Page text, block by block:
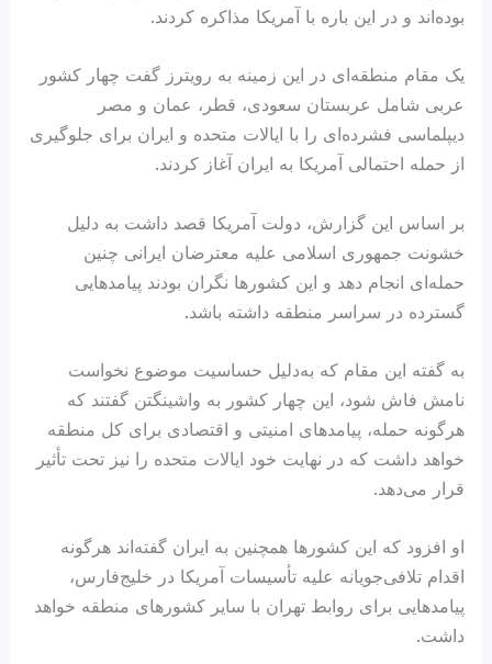
بوده‌اند و در این باره با آمریکا مذاکره کردند.
یک مقام منطقه‌ای در این زمینه به رویترز گفت چهار کشور
عربی شامل عربستان سعودی، قطر، عمان و مصر
دیپلماسی فشرده‌ای را با ایالات متحده و ایران برای جلوگیری
از حمله احتمالی آمریکا به ایران آغاز کردند.
بر اساس این گزارش، دولت آمریکا قصد داشت به دلیل
خشونت جمهوری اسلامی علیه معترضان ایرانی چنین
حمله‌ای انجام دهد و این کشورها نگران بودند پیامدهایی
گسترده در سراسر منطقه داشته باشد.
به گفته این مقام که به‌دلیل حساسیت موضوع نخواست
نامش فاش شود، این چهار کشور به واشینگتن گفتند که
هرگونه حمله، پیامدهای امنیتی و اقتصادی برای کل منطقه
خواهد داشت که در نهایت خود ایالات متحده را نیز تحت تأثیر
قرار می‌دهد.
او افزود که این کشورها همچنین به ایران گفته‌اند هرگونه
اقدام تلافی‌جویانه علیه تأسیسات آمریکا در خلیج‌فارس،
پیامدهایی برای روابط تهران با سایر کشورهای منطقه خواهد
داشت.